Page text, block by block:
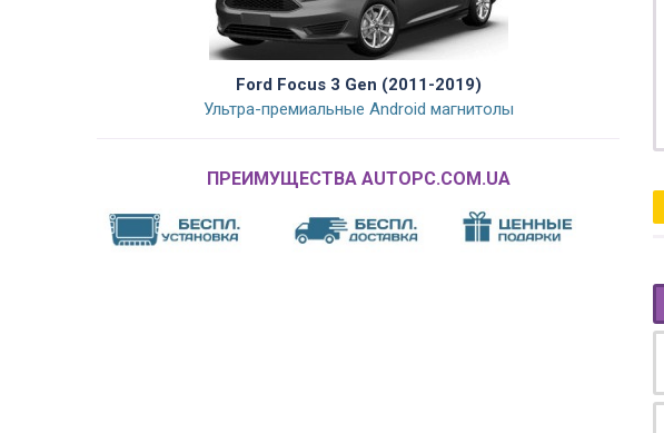
Ford Focus 3 Gen (2011-2019)
Ультра-премиальные Android магнитолы
ПРЕИМУЩЕСТВА AUTOPC.COM.UA